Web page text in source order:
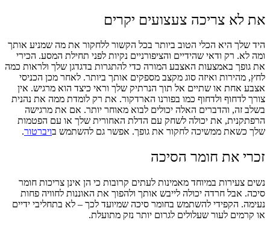
את לא צריכה צעצועים יקרים
היד שלך היא הכלי הטוב ביותר בכל הקשור ללחקור את מה שמניע אותך
ומה לא. רק ודאי שהידיים והציפורניים נקיות לפני תחילת המסע. הכירי
את גופך באמצעות האצבע המורה כדי להתגרות בדגדגן שלך ולראות כמה
לחץ, מהירות ואיזה סוג מקצב מספקים אותך ביותר. לאחר מכן הכניסי
אצבע אחת או שתיים אל תוך הנרתיק שלך וראי כיצד הוא מרגיש. אין
צורך לדחוף ולדחוף כמו בפורנו הארדקור. את רק לומדת ממה את נהנית
בשלב זה, והדברים האלה יכולים לבוא מאוחר יותר. אם את מרגישה
הרפתקנית, את יכולה לשחק עם הדלת האחורית שלך או עם הפטמות
שלך כשאת ממשיכה לחקור את גופך. אפשר גם להשתמש בויברטור.
זכרי את חומר הסיכה
נשים צעירות במיוחד מאמינות לעתים קרובות כי הן אינן צריכות חומר
סיכה. אבל חרדה יכולה לייבש אותך ולהפוך את האוננות לחוויה פחות
נעימה. הקפידי להשתמש בחומר סיכה שמיועד לכך – לא בתחליבי ידיים
או קרמים לעור שעלולים לגרום יותר נזק מתועלת.